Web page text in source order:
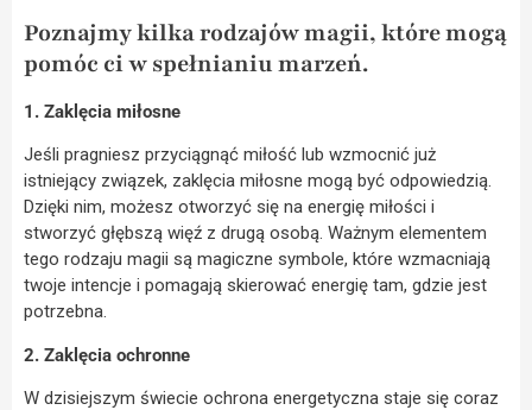
Poznajmy kilka rodzajów magii, które mogą
pomóc ci w spełnianiu marzeń.
1. Zaklęcia miłosne
Jeśli pragniesz przyciągnąć miłość lub wzmocnić już
istniejący związek, zaklęcia miłosne mogą być odpowiedzią.
Dzięki nim, możesz otworzyć się na energię miłości i
stworzyć głębszą więź z drugą osobą. Ważnym elementem
tego rodzaju magii są magiczne symbole, które wzmacniają
twoje intencje i pomagają skierować energię tam, gdzie jest
potrzebna.
2. Zaklęcia ochronne
W dzisiejszym świecie ochrona energetyczna staje się coraz